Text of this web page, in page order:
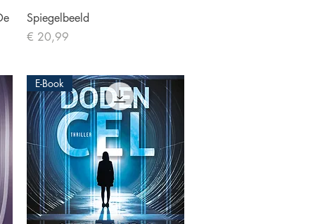
Snel overzicht
Spiegelbeeld
Prijs
€ 20,99
E-Book